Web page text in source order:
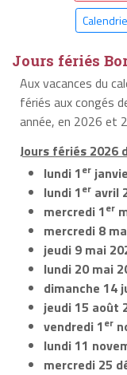
Jours fériés
Aux vacances du
fériés aux congés
année, en 2026 et
Jours fériés 2026
lundi 1er
lundi 1er avril
mercredi 1er
mercredi 8
jeudi 9 mai
lundi 20 mai
dimanche 14
jeudi 15 août
vendredi 1er
lundi 11
mercredi 25